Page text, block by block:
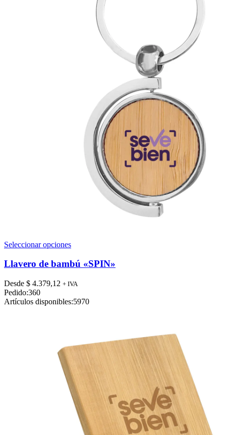
Seleccionar opcionesEste
tiene
variantes.
opciones
la
página
producto
Llavero de bambú «SPIN»
Desde $ 4.379,12 + IVA
Pedido:360
Artículos disponibles:5970